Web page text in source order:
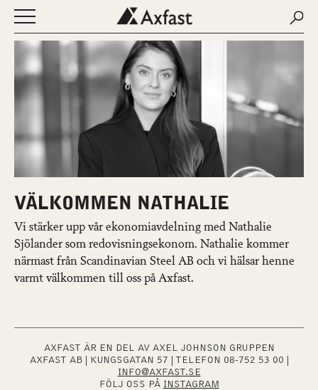
NYHETER
OM AXFAST
FASTIGHETER
LEDIGA LOKALER
KONTAKT
MINA SIDOR
ENGLISH
Öppna eller stäng navigering
VÄLKOMMEN NATHALIE
Vi stärker upp vår ekonomiavdelning med Nathalie
Sjölander som redovisningsekonom. Nathalie kommer
närmast från Scandinavian Steel AB och vi hälsar henne
varmt välkommen till oss på Axfast.
AXFAST ÄR EN DEL AV AXEL JOHNSON GRUPPEN
AXFAST AB | KUNGSGATAN 57 | TELEFON 08-752 53 00 |
INFO@AXFAST.SE
FÖLJ OSS PÅ INSTAGRAM